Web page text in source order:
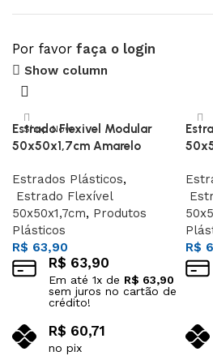
Por favor faça o login
Upholstered chair
Shop Now
Show column
Estrado Flexivel Modular
50x50x1,7cm Amarelo
Estrados Plásticos,
Estrado Flexível
50x50x1,7cm, Produtos
Plásticos
R$ 63,90
R$ 63,90
Em até 1x de R$ 63,90
sem juros no cartão de
crédito!
R$ 60,71
no pix
R$